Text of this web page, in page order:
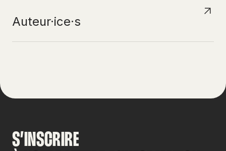
Auteur·ice·s
S’INSCRIRE